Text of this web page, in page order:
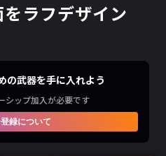
ラフデザイン
の武器を手に入れよう
シップ加入が必要です
録について